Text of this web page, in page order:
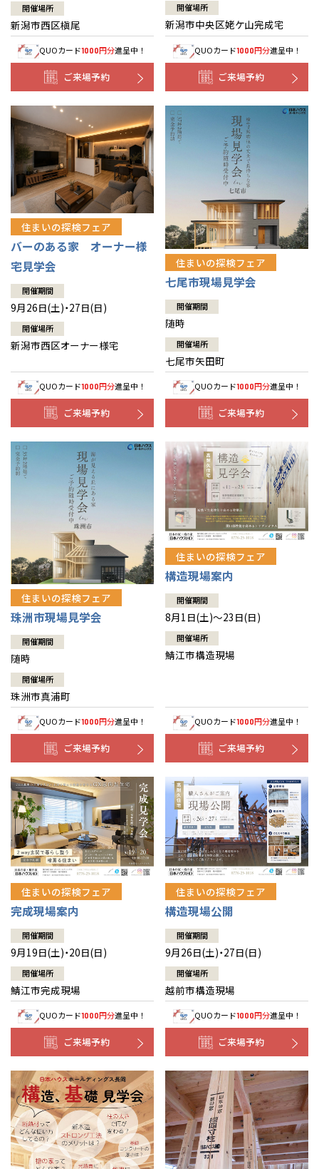
開催場所
新潟市西区槇尾
QUOカード1000円分進呈中！
ご来場予約
開催場所
新潟市中央区姥ケ山完成宅
QUOカード1000円分進呈中！
ご来場予約
住まいの探検フェア
バーのある家 オーナー様
宅見学会
開催期間
9月26日(土)・27日(日)
開催場所
新潟市西区オーナー様宅
QUOカード1000円分進呈中！
ご来場予約
住まいの探検フェア
七尾市現場見学会
開催期間
随時
開催場所
七尾市矢田町
QUOカード1000円分進呈中！
ご来場予約
住まいの探検フェア
珠洲市現場見学会
開催期間
随時
開催場所
珠洲市真浦町
QUOカード1000円分進呈中！
ご来場予約
住まいの探検フェア
構造現場案内
開催期間
8月1日(土)～23日(日)
開催場所
鯖江市構造現場
QUOカード1000円分進呈中！
ご来場予約
住まいの探検フェア
完成現場案内
開催期間
9月19日(土)・20日(日)
開催場所
鯖江市完成現場
QUOカード1000円分進呈中！
ご来場予約
住まいの探検フェア
構造現場公開
開催期間
9月26日(土)・27日(日)
開催場所
越前市構造現場
QUOカード1000円分進呈中！
ご来場予約